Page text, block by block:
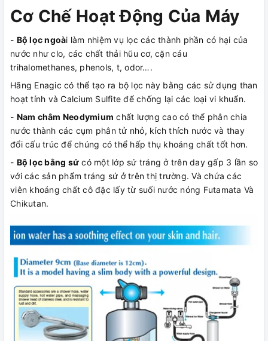
Cơ Chế Hoạt Động Của Máy
- Bộ lọc ngoài làm nhiệm vụ lọc các thành phần có hại của
nước như clo, các chất thải hũu cơ, cặn cáu
trihalomethanes, phenols, t, odor….
Hãng Enagic có thể tạo ra bộ lọc này bằng các sử dụng than
hoạt tính và Calcium Sulfite để chống lại các loại vi khuẩn.
- Nam châm Neodymium chất lượng cao có thể phân chia
nước thành các cụm phân tử nhỏ, kích thích nước và thay
đổi cấu trúc để chúng có thể hấp thụ khoáng chất tốt hơn.
- Bộ lọc bằng sứ có một lớp sứ tráng ở trên day gấp 3 lần so
với các sản phẩm tráng sứ ở trên thị trường. Và chứa các
viên khoáng chất cô đặc lấy từ suối nước nóng Futamata Và
Chikutan.